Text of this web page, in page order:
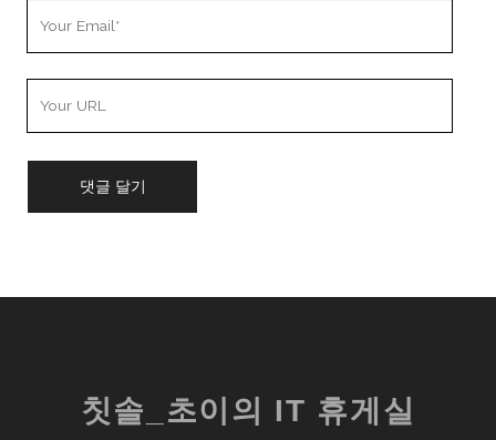
칫솔_초이의 IT 휴게실